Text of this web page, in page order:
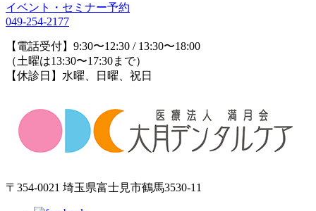
イベント・セミナー予約
049-254-2177
【電話受付】9:30〜12:30 / 13:30〜18:00
（土曜は13:30〜17:30まで）
【休診日】水曜、日曜、祝日
〒354-0021 埼玉県富士見市鶴馬3530-11